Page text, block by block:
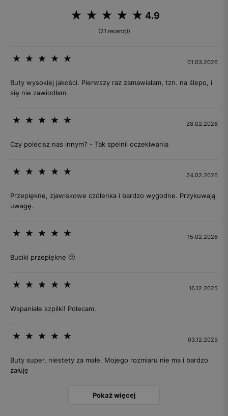
4.9
(21 recenzji)
01.03.2026
Buty wysokiej jakości. Pierwszy raz zamawiałam, tzn. na ślepo, i
się nie zawiodłam.
28.02.2026
Czy polecisz nas innym? - Tak spelnil oczekiwania
24.02.2026
Przepiękne, zjawiskowe czółenka i bardzo wygodne. Przykuwają
uwagę.
15.02.2026
Buciki przepiękne 🙂
16.12.2025
Wspaniałe szpilki! Polecam.
03.12.2025
Buty super, niestety za male. Mojego rozmiaru nie ma i bardzo
żałuję
Pokaż więcej